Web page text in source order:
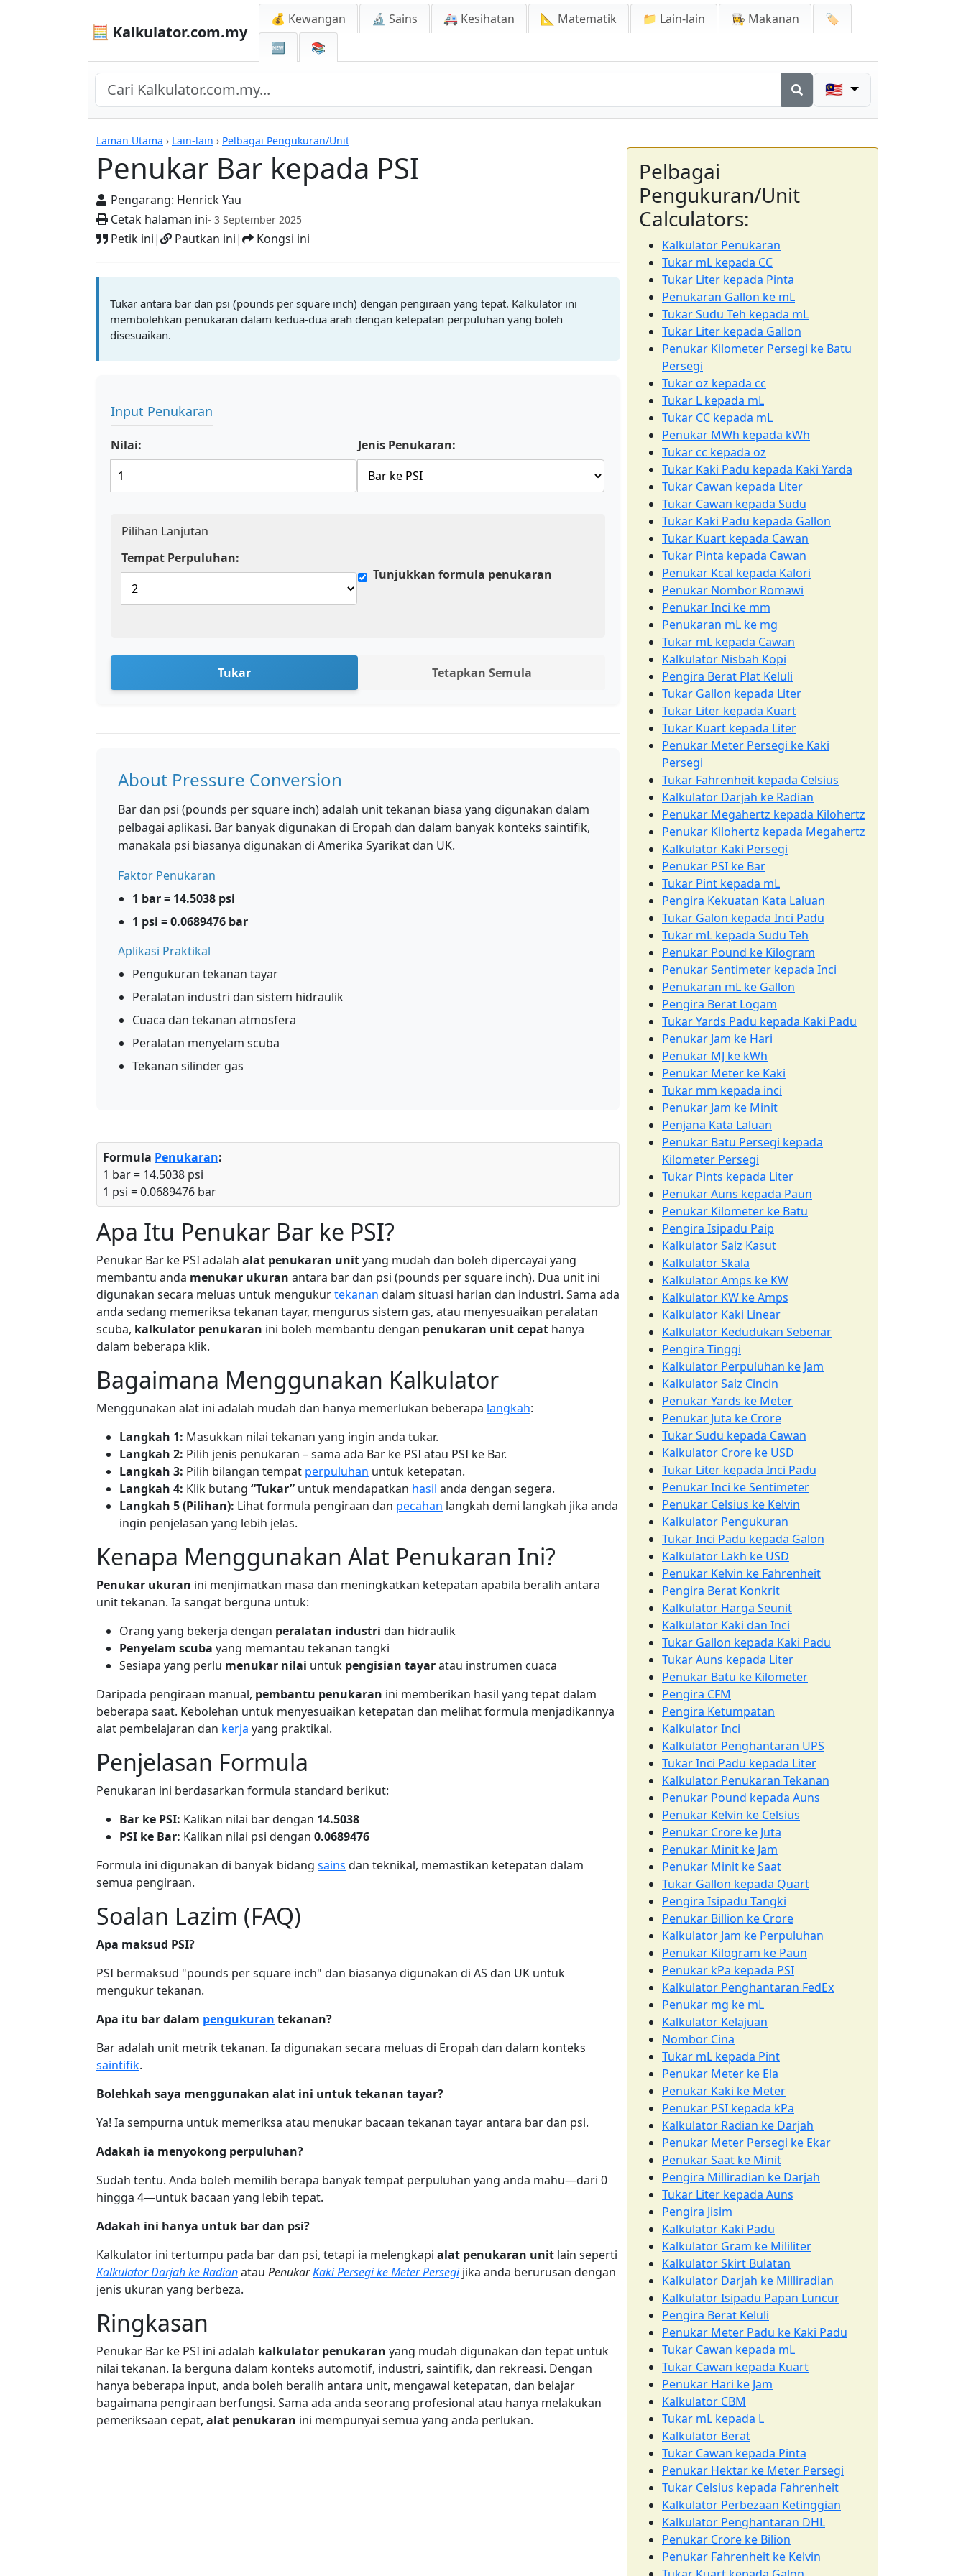
🧮 Kalkulator.com.my
💰 Kewangan 🔬 Sains 🚑 Kesihatan 📐 Matematik 📁 Lain-lain 👩‍🍳 Makanan
🏷️
🆕
📚
🇲🇾
Laman Utama › Lain-lain › Pelbagai Pengukuran/Unit
Penukar Bar kepada PSI
Pengarang: Henrick Yau
Cetak halaman ini- 3 September 2025
Petik ini| Pautkan ini| Kongsi ini
Penukar Bar kepada PSI
Tukar antara bar dan psi (pounds per square inch) dengan pengiraan yang tepat. Kalkulator ini
membolehkan penukaran dalam kedua-dua arah dengan ketepatan perpuluhan yang boleh
disesuaikan.
Input Penukaran
Nilai: Jenis Penukaran:
Pilihan Lanjutan
Tempat Perpuluhan:
Tunjukkan formula penukaran
Tukar Tetapkan Semula
About Pressure Conversion
Bar dan psi (pounds per square inch) adalah unit tekanan biasa yang digunakan dalam
pelbagai aplikasi. Bar banyak digunakan di Eropah dan dalam banyak konteks saintifik,
manakala psi biasanya digunakan di Amerika Syarikat dan UK.
Faktor Penukaran
1 bar = 14.5038 psi
1 psi = 0.0689476 bar
Aplikasi Praktikal
Pengukuran tekanan tayar
Peralatan industri dan sistem hidraulik
Cuaca dan tekanan atmosfera
Peralatan menyelam scuba
Tekanan silinder gas
Formula Penukaran:
1 bar = 14.5038 psi
1 psi = 0.0689476 bar
Apa Itu Penukar Bar ke PSI?
Penukar Bar ke PSI adalah alat penukaran unityang mudah dan boleh dipercayai yang
membantu anda menukar ukuran antara bar dan psi (pounds per square inch). Dua unit ini
digunakan secara meluas untuk mengukurtekanan dalam situasi harian dan industri. Sama ada
anda sedang memeriksa tekanan tayar, mengurus sistem gas, atau menyesuaikan peralatan
scuba, kalkulator penukaran ini boleh membantu dengan penukaran unit cepat hanya
dalam beberapa klik.
Bagaimana Menggunakan Kalkulator
Menggunakan alat ini adalah mudah dan hanya memerlukan beberapa langkah:
Langkah 1: Masukkan nilai tekanan yang ingin anda tukar.
Langkah 2: Pilih jenis penukaran – sama ada Bar ke PSI atau PSI ke Bar.
Langkah 3: Pilih bilangan tempat perpuluhan untuk ketepatan.
Langkah 4: Klik butang “Tukar” untuk mendapatkan hasil anda dengan segera.
Langkah 5 (Pilihan): Lihat formula pengiraan dan pecahan langkah demi langkah jika anda
ingin penjelasan yang lebih jelas.
Kenapa Menggunakan Alat Penukaran Ini?
Penukar ukuran ini menjimatkan masa dan meningkatkan ketepatan apabila beralih antara
unit tekanan. Ia sangat berguna untuk:
Orang yang bekerja dengan peralatan industri dan hidraulik
Penyelam scuba yang memantau tekanan tangki
Sesiapa yang perlu menukar nilai untuk pengisian tayaratau instrumen cuaca
Daripada pengiraan manual, pembantu penukaran ini memberikan hasil yang tepat dalam
beberapa saat. Kebolehan untuk menyesuaikan ketepatan dan melihat formula menjadikannya
alat pembelajaran dan kerja yang praktikal.
Penjelasan Formula
Penukaran ini berdasarkan formula standard berikut:
Bar ke PSI: Kalikan nilai bar dengan 14.5038
PSI ke Bar: Kalikan nilai psi dengan 0.0689476
Formula ini digunakan di banyak bidang sains dan teknikal, memastikan ketepatan dalam
semua pengiraan.
Soalan Lazim (FAQ)
Apa maksud PSI?
PSI bermaksud "pounds per square inch" dan biasanya digunakan di AS dan UK untuk
mengukur tekanan.
Apa itu bar dalam pengukuran tekanan?
Bar adalah unit metrik tekanan. Ia digunakan secara meluas di Eropah dan dalam konteks
saintifik.
Bolehkah saya menggunakan alat ini untuk tekanan tayar?
Ya! Ia sempurna untuk memeriksa atau menukar bacaan tekanan tayar antara bar dan psi.
Adakah ia menyokong perpuluhan?
Sudah tentu. Anda boleh memilih berapa banyak tempat perpuluhan yang anda mahu—dari 0
hingga 4—untuk bacaan yang lebih tepat.
Adakah ini hanya untuk bar dan psi?
Kalkulator ini tertumpu pada bar dan psi, tetapi ia melengkapi alat penukaran unit lain seperti
Kalkulator Darjah ke Radianatau PenukarKaki Persegi ke Meter Persegijika anda berurusan dengan
jenis ukuran yang berbeza.
Ringkasan
Penukar Bar ke PSI ini adalah kalkulator penukaran yang mudah digunakan dan tepat untuk
nilai tekanan. Ia berguna dalam konteks automotif, industri, saintifik, dan rekreasi. Dengan
hanya beberapa input, anda boleh beralih antara unit, mengawal ketepatan, dan belajar
bagaimana pengiraan berfungsi. Sama ada anda seorang profesional atau hanya melakukan
pemeriksaan cepat, alat penukaran ini mempunyai semua yang anda perlukan.
Pelbagai
Pengukuran/Unit
Calculators:
Kalkulator Penukaran
Tukar mL kepada CC
Tukar Liter kepada Pinta
Penukaran Gallon ke mL
Tukar Sudu Teh kepada mL
Tukar Liter kepada Gallon
Penukar Kilometer Persegi ke Batu
Persegi
Tukar oz kepada cc
Tukar L kepada mL
Tukar CC kepada mL
Penukar MWh kepada kWh
Tukar cc kepada oz
Tukar Kaki Padu kepada Kaki Yarda
Tukar Cawan kepada Liter
Tukar Cawan kepada Sudu
Tukar Kaki Padu kepada Gallon
Tukar Kuart kepada Cawan
Tukar Pinta kepada Cawan
Penukar Kcal kepada Kalori
Penukar Nombor Romawi
Penukar Inci ke mm
Penukaran mL ke mg
Tukar mL kepada Cawan
Kalkulator Nisbah Kopi
Pengira Berat Plat Keluli
Tukar Gallon kepada Liter
Tukar Liter kepada Kuart
Tukar Kuart kepada Liter
Penukar Meter Persegi ke Kaki
Persegi
Tukar Fahrenheit kepada Celsius
Kalkulator Darjah ke Radian
Penukar Megahertz kepada Kilohertz
Penukar Kilohertz kepada Megahertz
Kalkulator Kaki Persegi
Penukar PSI ke Bar
Tukar Pint kepada mL
Pengira Kekuatan Kata Laluan
Tukar Galon kepada Inci Padu
Tukar mL kepada Sudu Teh
Penukar Pound ke Kilogram
Penukar Sentimeter kepada Inci
Penukaran mL ke Gallon
Pengira Berat Logam
Tukar Yards Padu kepada Kaki Padu
Penukar Jam ke Hari
Penukar MJ ke kWh
Penukar Meter ke Kaki
Tukar mm kepada inci
Penukar Jam ke Minit
Penjana Kata Laluan
Penukar Batu Persegi kepada
Kilometer Persegi
Tukar Pints kepada Liter
Penukar Auns kepada Paun
Penukar Kilometer ke Batu
Pengira Isipadu Paip
Kalkulator Saiz Kasut
Kalkulator Skala
Kalkulator Amps ke KW
Kalkulator KW ke Amps
Kalkulator Kaki Linear
Kalkulator Kedudukan Sebenar
Pengira Tinggi
Kalkulator Perpuluhan ke Jam
Kalkulator Saiz Cincin
Penukar Yards ke Meter
Penukar Juta ke Crore
Tukar Sudu kepada Cawan
Kalkulator Crore ke USD
Tukar Liter kepada Inci Padu
Penukar Inci ke Sentimeter
Penukar Celsius ke Kelvin
Kalkulator Pengukuran
Tukar Inci Padu kepada Galon
Kalkulator Lakh ke USD
Penukar Kelvin ke Fahrenheit
Pengira Berat Konkrit
Kalkulator Harga Seunit
Kalkulator Kaki dan Inci
Tukar Gallon kepada Kaki Padu
Tukar Auns kepada Liter
Penukar Batu ke Kilometer
Pengira CFM
Pengira Ketumpatan
Kalkulator Inci
Kalkulator Penghantaran UPS
Tukar Inci Padu kepada Liter
Kalkulator Penukaran Tekanan
Penukar Pound kepada Auns
Penukar Kelvin ke Celsius
Penukar Crore ke Juta
Penukar Minit ke Jam
Penukar Minit ke Saat
Tukar Gallon kepada Quart
Pengira Isipadu Tangki
Penukar Billion ke Crore
Kalkulator Jam ke Perpuluhan
Penukar Kilogram ke Paun
Penukar kPa kepada PSI
Kalkulator Penghantaran FedEx
Penukar mg ke mL
Kalkulator Kelajuan
Nombor Cina
Tukar mL kepada Pint
Penukar Meter ke Ela
Penukar Kaki ke Meter
Penukar PSI kepada kPa
Kalkulator Radian ke Darjah
Penukar Meter Persegi ke Ekar
Penukar Saat ke Minit
Pengira Milliradian ke Darjah
Tukar Liter kepada Auns
Pengira Jisim
Kalkulator Kaki Padu
Kalkulator Gram ke Mililiter
Kalkulator Skirt Bulatan
Kalkulator Darjah ke Milliradian
Kalkulator Isipadu Papan Luncur
Pengira Berat Keluli
Penukar Meter Padu ke Kaki Padu
Tukar Cawan kepada mL
Tukar Cawan kepada Kuart
Penukar Hari ke Jam
Kalkulator CBM
Tukar mL kepada L
Kalkulator Berat
Tukar Cawan kepada Pinta
Penukar Hektar ke Meter Persegi
Tukar Celsius kepada Fahrenheit
Kalkulator Perbezaan Ketinggian
Kalkulator Penghantaran DHL
Penukar Crore ke Bilion
Penukar Fahrenheit ke Kelvin